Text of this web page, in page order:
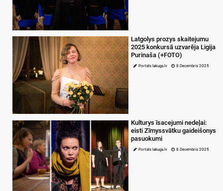
Latgolys prozys skaitejumu
2025 konkursā uzvarēja Ligija
Purinaša (+FOTO)
Portals lakuga.lv 8 Decembris 2025
Kulturys īsacejumi nedeļai:
eisti Zīmyssvātku gaideišonys
pasuokumi
Portals lakuga.lv 8 Decembris 2025